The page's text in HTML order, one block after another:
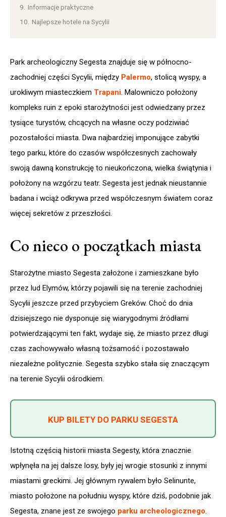
9. Informacje praktyczne
10. Najlepsze hotele na Sycylii
Park archeologiczny Segesta znajduje się w północno-
zachodniej części Sycylii, między Palermo, stolicą wyspy, a
urokliwym miasteczkiem Trapani. Malowniczo położony
kompleks ruin z epoki starożytności jest odwiedzany przez
tysiące turystów, chcących na własne oczy podziwiać
pozostałości miasta. Dwa najbardziej imponujące zabytki
tego parku, które do czasów współczesnych zachowały
swoją dawną konstrukcję to nieukończona, wielka świątynia i
położony na wzgórzu teatr. Segesta jest jednak nieustannie
badana i wciąż odkrywa przed współczesnym światem coraz
więcej sekretów z przeszłości.
Co nieco o początkach miasta
Starożytne miasto Segesta założone i zamieszkane było
przez lud Elymów, którzy pojawili się na terenie zachodniej
Sycylii jeszcze przed przybyciem Greków. Choć do dnia
dzisiejszego nie dysponuje się wiarygodnymi źródłami
potwierdzającymi ten fakt, wydaje się, że miasto przez długi
czas zachowywało własną tożsamość i pozostawało
niezależne politycznie. Segesta szybko stała się znaczącym
na terenie Sycylii ośrodkiem.
KUP BILETY DO PARKU SEGESTA
Istotną częścią historii miasta Segesty, która znacznie
wpłynęła na jej dalsze losy, były jej wrogie stosunki z innymi
miastami greckimi. Jej głównym rywalem było Selinunte,
miasto położone na południu wyspy, które dziś, podobnie jak
Segesta, znane jest ze swojego parku archeologicznego.